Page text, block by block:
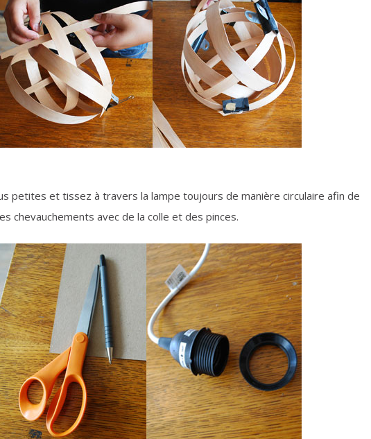
petites et tissez à travers la lampe toujours de manière circulaire afin de
chevauchements avec de la colle et des pinces.